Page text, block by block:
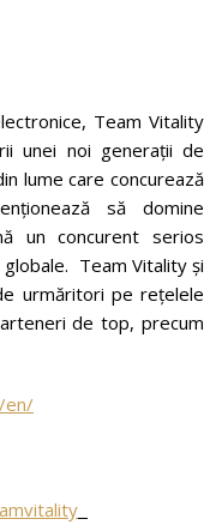
Team Vitality
unei noi generații de
lume care concurează
să domine
un concurent serios
Team Vitality și
urmăritori pe rețelele
de top, precum
en/